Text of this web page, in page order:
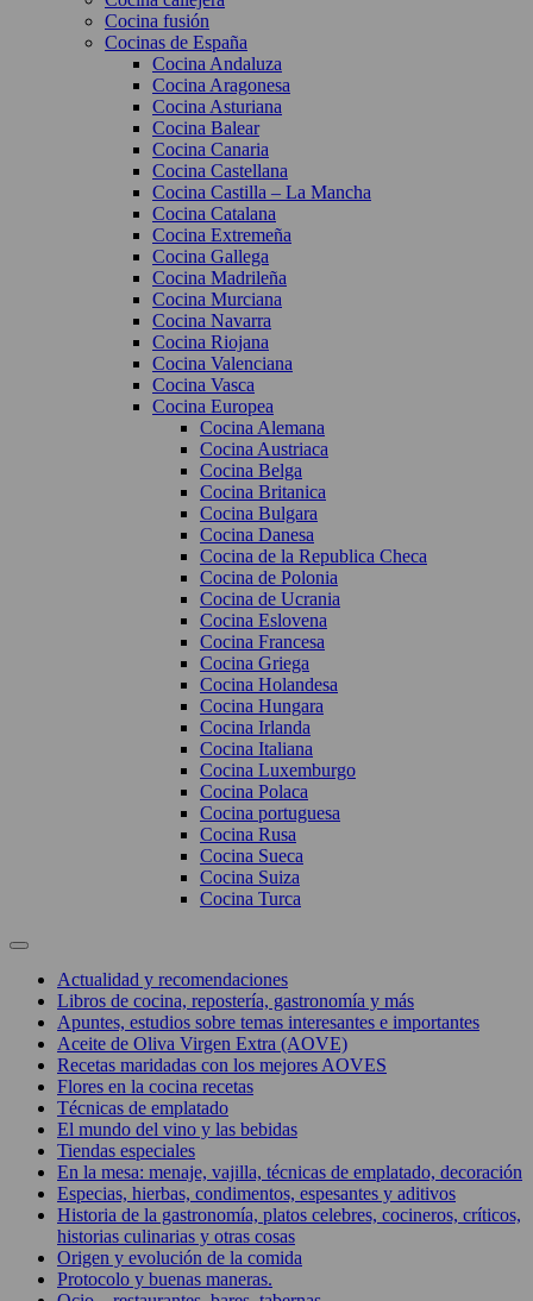
Cocina fusión
Cocinas de España
Cocina Andaluza
Cocina Aragonesa
Cocina Asturiana
Cocina Balear
Cocina Canaria
Cocina Castellana
Cocina Castilla – La Mancha
Cocina Catalana
Cocina Extremeña
Cocina Gallega
Cocina Madrileña
Cocina Murciana
Cocina Navarra
Cocina Riojana
Cocina Valenciana
Cocina Vasca
Cocina Europea
Cocina Alemana
Cocina Austriaca
Cocina Belga
Cocina Britanica
Cocina Bulgara
Cocina Danesa
Cocina de la Republica Checa
Cocina de Polonia
Cocina de Ucrania
Cocina Eslovena
Cocina Francesa
Cocina Griega
Cocina Holandesa
Cocina Hungara
Cocina Irlanda
Cocina Italiana
Cocina Luxemburgo
Cocina Polaca
Cocina portuguesa
Cocina Rusa
Cocina Sueca
Cocina Suiza
Cocina Turca
Actualidad y recomendaciones
Libros de cocina, repostería, gastronomía y más
Apuntes, estudios sobre temas interesantes e importantes
Aceite de Oliva Virgen Extra (AOVE)
Recetas maridadas con los mejores AOVES
Flores en la cocina recetas
Técnicas de emplatado
El mundo del vino y las bebidas
Tiendas especiales
En la mesa: menaje, vajilla, técnicas de emplatado, decoración
Especias, hierbas, condimentos, espesantes y aditivos
Historia de la gastronomía, platos celebres, cocineros, críticos,
historias culinarias y otras cosas
Origen y evolución de la comida
Protocolo y buenas maneras.